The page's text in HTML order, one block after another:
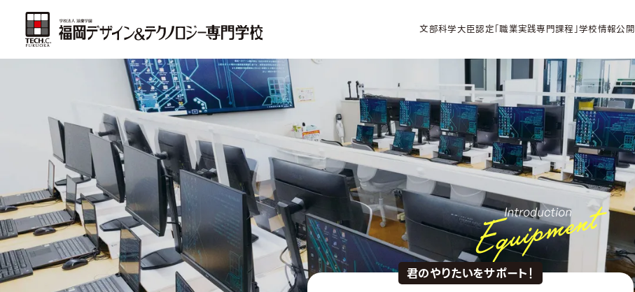
文部科学大臣認定「職業実践専門課程」学校情報公開
君のやりたいをサポート！